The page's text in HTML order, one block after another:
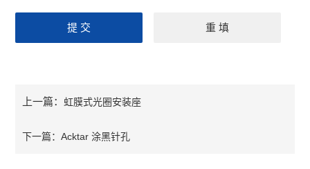
上一篇： 虹膜式光圈安装座
下一篇：Acktar 涂黑针孔